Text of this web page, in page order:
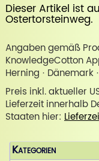
Dieser Artikel ist
Ostertorsteinweg.
Angaben gemäß
KnowledgeCotton
Herning ·
Preis inkl. aktueller
Lieferzeit innerhalb
Staaten hier:
Kategorien